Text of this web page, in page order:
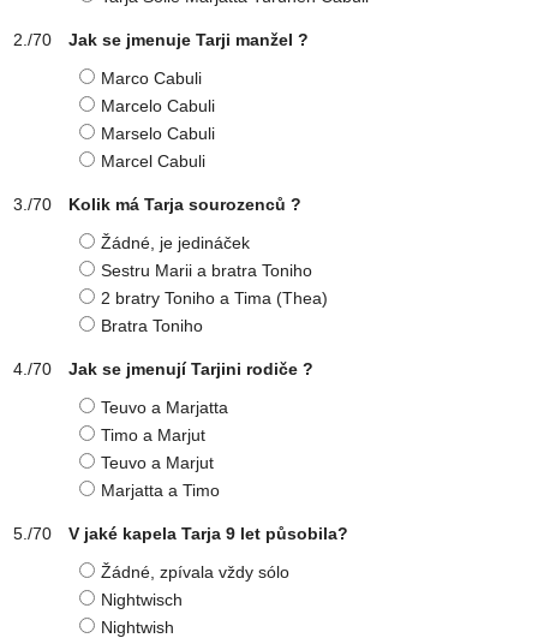
Jak se jmenuje Tarji manžel ?
Marco Cabuli
Marcelo Cabuli
Marselo Cabuli
Marcel Cabuli
Kolik má Tarja sourozenců ?
Žádné, je jedináček
Sestru Marii a bratra Toniho
2 bratry Toniho a Tima (Thea)
Bratra Toniho
Jak se jmenují Tarjini rodiče ?
Teuvo a Marjatta
Timo a Marjut
Teuvo a Marjut
Marjatta a Timo
V jaké kapela Tarja 9 let působila?
Žádné, zpívala vždy sólo
Nightwisch
Nightwish